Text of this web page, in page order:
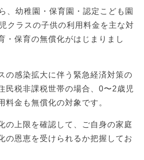
、幼稚園・保育園・認定こども園
クラスの子供の利用料金を主な対
・保育の無償化がはじまりまし
の感染拡大に伴う緊急経済対策の
民税非課税世帯の場合、0〜2歳児
料金も無償化の対象です。
の上限を確認して、ご自身の家庭
の恩恵を受けられるか把握してお